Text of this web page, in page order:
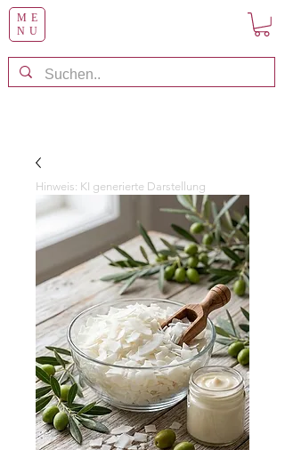
ME
NU
Hinweis: KI generierte Darstellung